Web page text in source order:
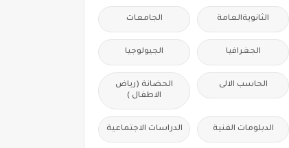
الثانويةالعامة الجامعات
الجغرافيا الجيولوجيا
الحاسب الالى
الحضانة (رياض
الاطفال )
الدبلومات الفنية الدراسات الاجتماعية